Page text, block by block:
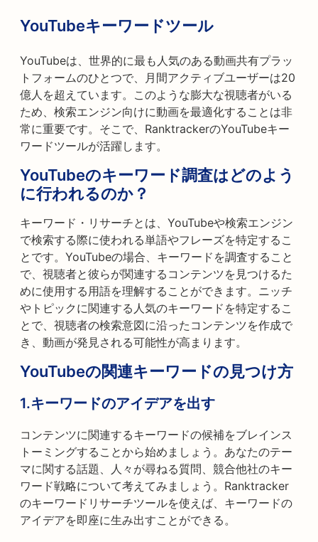
YouTubeキーワードツール
YouTubeは、世界的に最も人気のある動画共有プラッ
トフォームのひとつで、月間アクティブユーザーは20
億人を超えています。このような膨大な視聴者がいる
ため、検索エンジン向けに動画を最適化することは非
常に重要です。そこで、RanktrackerのYouTubeキー
ワードツールが活躍します。
YouTubeのキーワード調査はどのよう
に行われるのか？
キーワード・リサーチとは、YouTubeや検索エンジン
で検索する際に使われる単語やフレーズを特定するこ
とです。YouTubeの場合、キーワードを調査すること
で、視聴者と彼らが関連するコンテンツを見つけるた
めに使用する用語を理解することができます。ニッチ
やトピックに関連する人気のキーワードを特定するこ
とで、視聴者の検索意図に沿ったコンテンツを作成で
き、動画が発見される可能性が高まります。
YouTubeの関連キーワードの見つけ方
1.キーワードのアイデアを出す
コンテンツに関連するキーワードの候補をブレインス
トーミングすることから始めましょう。あなたのテー
マに関する話題、人々が尋ねる質問、競合他社のキー
ワード戦略について考えてみましょう。Ranktracker
のキーワードリサーチツールを使えば、キーワードの
アイデアを即座に生み出すことができる。